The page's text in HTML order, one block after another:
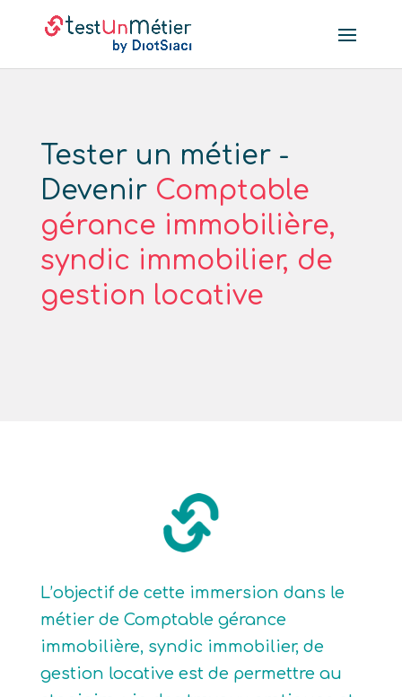
Tester un métier -
Devenir Comptable
gérance immobilière,
syndic immobilier, de
gestion locative
L’objectif de cette immersion dans le
métier de Comptable gérance
immobilière, syndic immobilier, de
gestion locative est de permettre au